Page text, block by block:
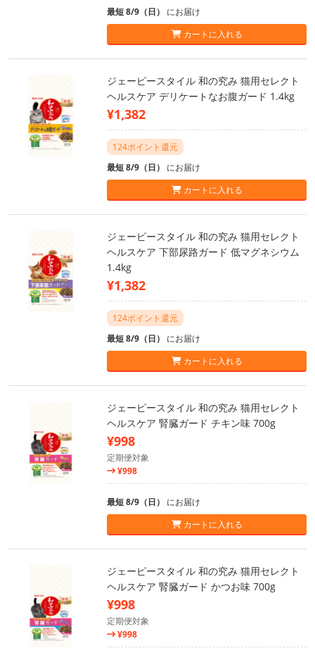
最短 8/9（日） にお届け
カートに入れる
ジェーピースタイル 和の究み 猫用セレクト
ヘルスケア デリケートなお腹ガード 1.4kg
¥1,382
124ポイント還元
最短 8/9（日） にお届け
カートに入れる
ジェーピースタイル 和の究み 猫用セレクト
ヘルスケア 下部尿路ガード 低マグネシウム
1.4kg
¥1,382
124ポイント還元
最短 8/9（日） にお届け
カートに入れる
ジェーピースタイル 和の究み 猫用セレクト
ヘルスケア 腎臓ガード チキン味 700g
¥998
定期便対象
¥998
最短 8/9（日） にお届け
カートに入れる
ジェーピースタイル 和の究み 猫用セレクト
ヘルスケア 腎臓ガード かつお味 700g
¥998
定期便対象
¥998